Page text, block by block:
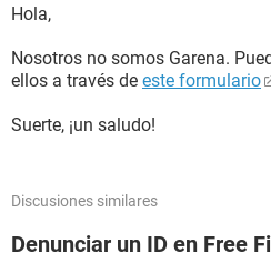
Hola,
Nosotros no somos Garena.
ellos a través de este formulario
Suerte, ¡un saludo!
Discusiones similares
Denunciar un ID en Free